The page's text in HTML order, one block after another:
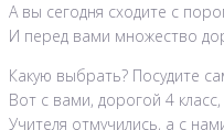
А вы сегодня сходите с
И перед вами множество
Какую выбрать? Посудите
Вот с вами, дорогой 4 класс,
Учителя отмучились, а с